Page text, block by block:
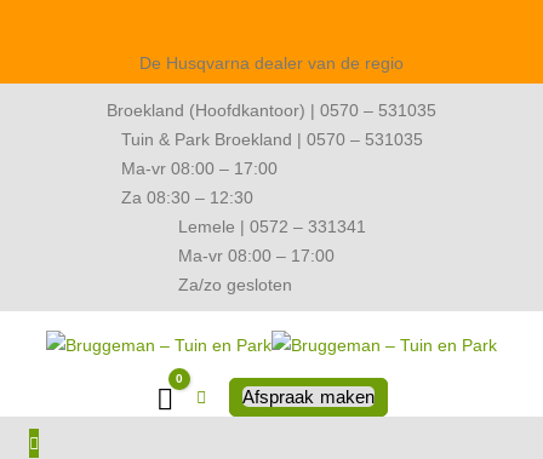
De Husqvarna dealer van de regio
Broekland (Hoofdkantoor) | 0570 – 531035
Tuin & Park Broekland | 0570 – 531035
Ma-vr 08:00 – 17:00
Za 08:30 – 12:30
Lemele | 0572 – 331341
Ma-vr 08:00 – 17:00
Za/zo gesloten
Winkelwagen
0
Afspraak maken